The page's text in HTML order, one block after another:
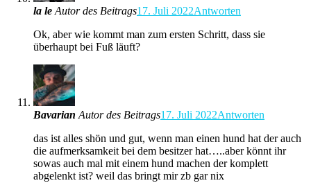
la le Autor des Beitrags17. Juli 2022Antworten
Ok, aber wie kommt man zum ersten Schritt, dass sie
überhaupt bei Fuß läuft?
Bavarian Autor des Beitrags17. Juli 2022Antworten
das ist alles shön und gut, wenn man einen hund hat der auch
die aufmerksamkeit bei dem besitzer hat…..aber könnt ihr
sowas auch mal mit einem hund machen der komplett
abgelenkt ist? weil das bringt mir zb gar nix